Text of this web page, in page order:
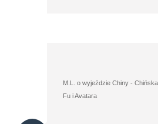
M.L. o wyjeździe Chiny -
Fu i Avatara